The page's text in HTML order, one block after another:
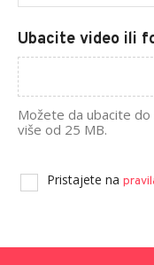
Ubacite video ili
Možete da ubacite
više od 25 MB.
Pristajete na